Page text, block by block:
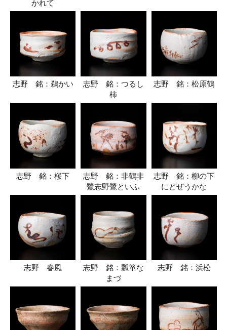
かれて
志野 銘：鵜かい
志野 銘：つるし
柿
志野 銘：松原鶴
志野 銘：桜下
志野 銘：非鶴非
鷺志野鷺といふ
志野 銘：柳の下
にどぜうかな
志野 春風
志野 銘：瓢箪な
まづ
志野 銘：浜松